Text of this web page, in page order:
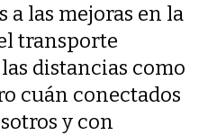
a las mejoras en la
transporte
distancias como
cuán conectados
y con